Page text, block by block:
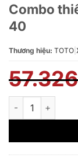
Combo
40
Thương hiệu: TOTO
Combo thiết bị